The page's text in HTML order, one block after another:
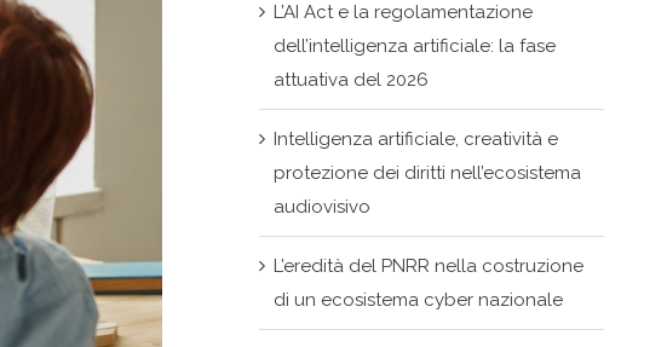
L’AI Act e la regolamentazione
dell’intelligenza artificiale: la fase
attuativa del 2026
Intelligenza artificiale, creatività e
protezione dei diritti nell’ecosistema
audiovisivo
L’eredità del PNRR nella costruzione
di un ecosistema cyber nazionale